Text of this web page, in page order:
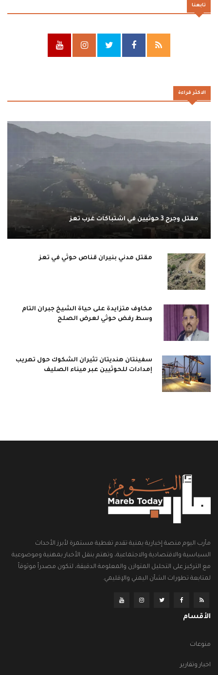
تابعنا
الاكثر قراءة
مقتل وجرح 3 حوثيين في اشتباكات غرب تعز
مقتل مدني بنيران قناص حوثي في تعز
مخاوف متزايدة على حياة الشيخ جبران التام
وسط رفض حوثي لعرض الصلح
سفينتان هنديتان تثيران الشكوك حول تهريب
إمدادات للحوثيين عبر ميناء الصليف
مأرب اليوم منصة إخبارية يمنية تقدم تغطية مستمرة لأبرز الأحداث
السياسية والاقتصادية والاجتماعية، وتهتم بنقل الأخبار بمهنية وموضوعية
مع التركيز على التحليل المتوازن والمعلومة الدقيقة، لتكون مصدراً موثوقاً
لمتابعة تطورات الشأن اليمني والإقليمي.
الأقسام
منوعات
اخبار وتقارير